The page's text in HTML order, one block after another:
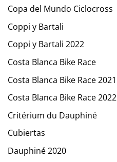
Copa del Mundo Ciclocross
Coppi y Bartali
Coppi y Bartali 2022
Costa Blanca Bike Race
Costa Blanca Bike Race 2021
Costa Blanca Bike Race 2022
Critérium du Dauphiné
Cubiertas
Dauphiné 2020